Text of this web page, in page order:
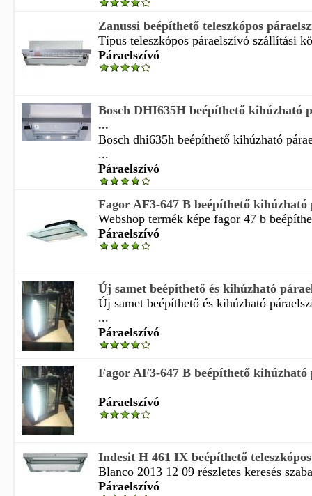
Zanussi beépíthető teleszkópos
Típus teleszkópos páraelszívó szállítási
Páraelszívó
Bosch DHI635H beépíthető kihúzható
...
Bosch dhi635h beépíthető kihúzható
...
Páraelszívó
Fagor AF3-647 B beépíthető kihúzható
Webshop termék képe fagor 47 b
Páraelszívó
Új samet beépíthető és kihúzható
Új samet beépíthető és kihúzható
...
Páraelszívó
Fagor AF3-647 B beépíthető kihúzható
Páraelszívó
Indesit H 461 IX beépíthető
Blanco 2013 12 09 részletes keresés
Páraelszívó